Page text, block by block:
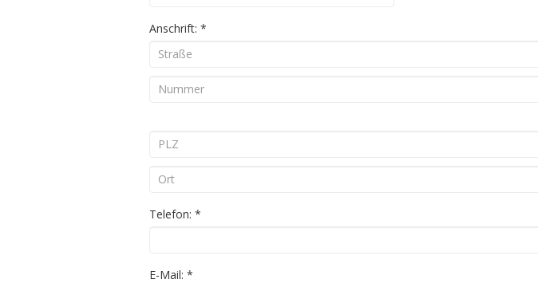
Anschrift: *
Telefon: *
E-Mail: *